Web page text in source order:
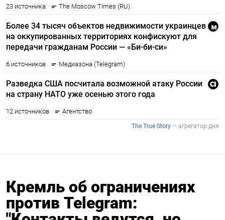
Кремль об ограничениях
против Telegram: